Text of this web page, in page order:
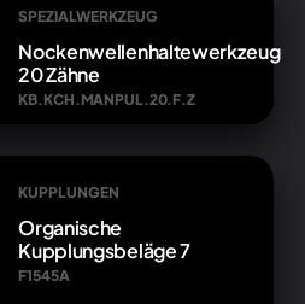
SPEZIALWERKZEUG
Nockenwellenhaltewerkzeug
20 Zähne
KB.KCH.MANPUL.20.F.Z
KUPPLUNGEN
Organische
Kupplungsbeläge 7
F1545A